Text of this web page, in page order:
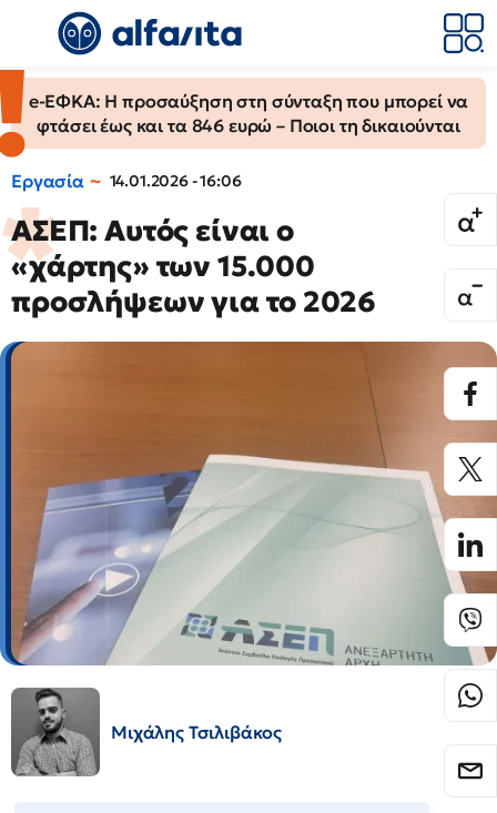
e-ΕΦΚΑ: Η προσαύξηση στη σύνταξη που μπορεί να
φτάσει έως και τα 846 ευρώ – Ποιοι τη δικαιούνται
Εργασία 14.01.2026 - 16:06
ΑΣΕΠ: Αυτός είναι ο
«χάρτης» των 15.000
προσλήψεων για το 2026
Μιχάλης Τσιλιβάκος